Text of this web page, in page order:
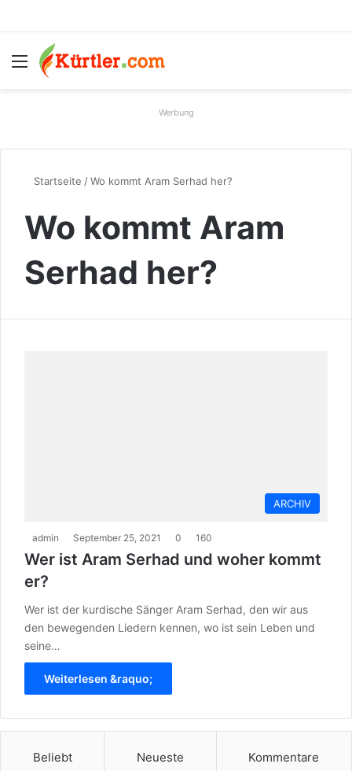
Menü
Werbung
Startseite /Wo kommt Aram Serhad her?
Wo kommt Aram
Serhad her?
ARCHIV
admin September 25, 2021 0 160
Wer ist Aram Serhad und woher kommt
er?
Wer ist der kurdische Sänger Aram Serhad, den wir aus
den bewegenden Liedern kennen, wo ist sein Leben und
seine…
Weiterlesen &raquo;
Beliebt Neueste Kommentare